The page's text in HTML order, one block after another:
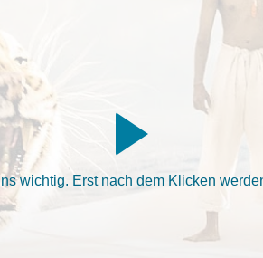
wichtig. Erst nach dem Klicken